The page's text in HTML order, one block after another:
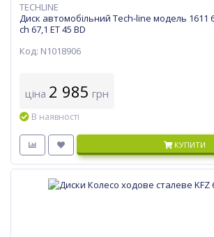
TECHLINE
Диск автомобільний Tech-line модель 1611
ch 67,1 ET 45 BD
Код: N1018906
ціна 2 985 грн
В наявності
КУПИТИ